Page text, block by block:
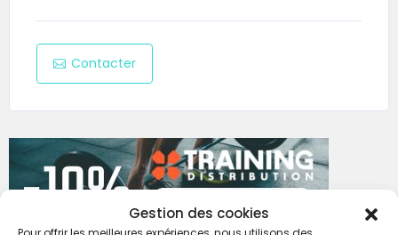
Gestion des cookies
Contacter